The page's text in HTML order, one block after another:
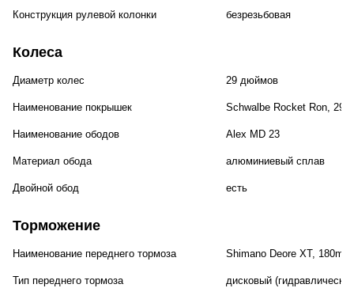
Конструкция рулевой колонки безрезьбовая
Колеса
Диаметр колес 29 дюймов
Наименование покрышек Schwalbe Rocket Ron,
Наименование ободов Alex MD 23
Материал обода алюминиевый сплав
Двойной обод есть
Торможение
Наименование переднего тормоза Shimano Deore XT, 180mm
Тип переднего тормоза дисковый